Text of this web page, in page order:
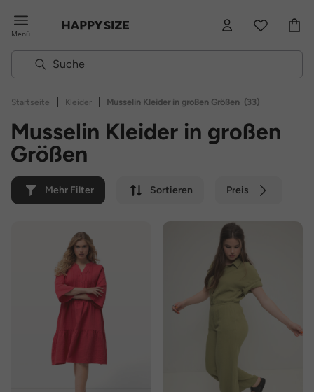
Menü
Startseite | Kleider | Musselin Kleider in großen Größen (33)
Musselin Kleider in großen
Größen
Mehr Filter Sortieren Preis